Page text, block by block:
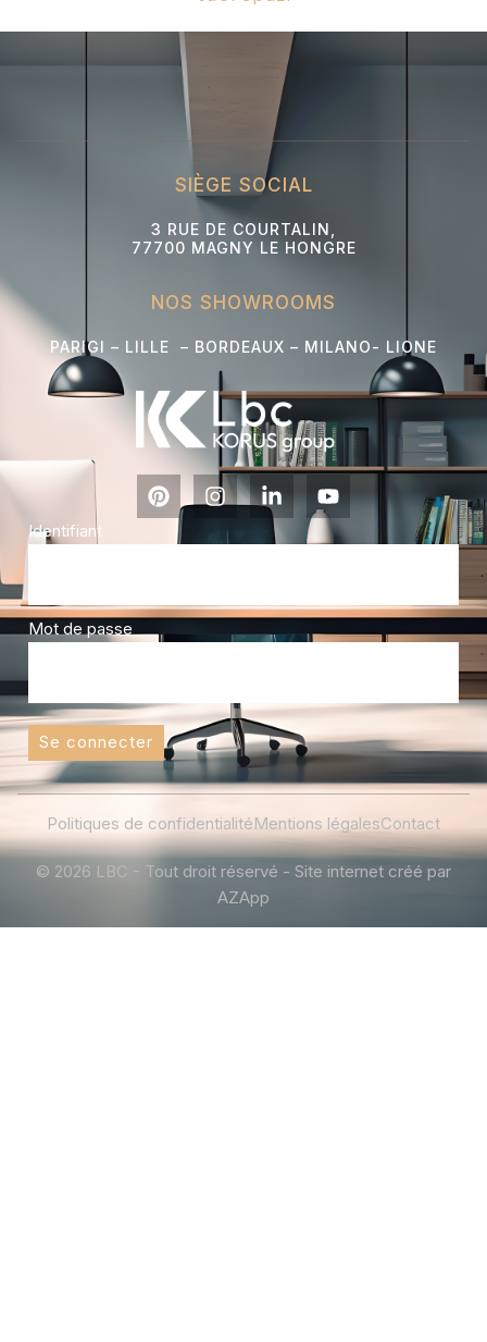
SIÈGE SOCIAL
3 RUE DE COURTALIN,
77700 MAGNY LE HONGRE
NOS SHOWROOMS
PARIGI – LILLE – BORDEAUX – MILANO- LIONE
Identifiant
Mot de passe
Se connecter
Politiques de confidentialitéMentions légalesContact
© 2026 LBC - Tout droit réservé - Site internet créé par
AZApp